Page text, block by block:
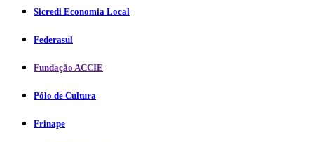
Sicredi Economia Local
Federasul
Fundação ACCIE
Pólo de Cultura
Frinape